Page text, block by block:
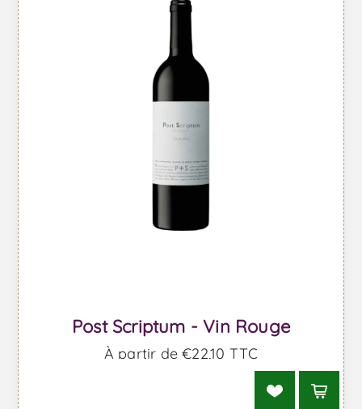
Post Scriptum - Vin Rouge
À partir de €22,10 TTC